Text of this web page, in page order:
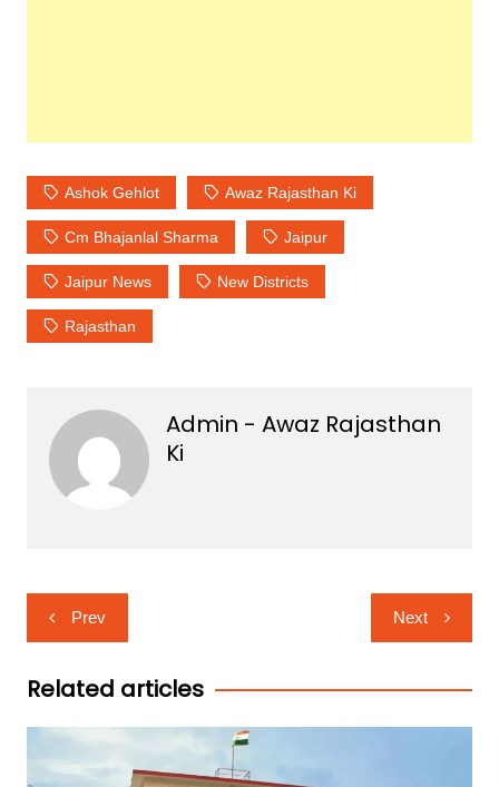
Ashok Gehlot Awaz Rajasthan Ki
Cm Bhajanlal Sharma Jaipur
Jaipur News New Districts
Rajasthan
Admin - Awaz Rajasthan
Ki
Post
navigation
Prev Next
Related articles